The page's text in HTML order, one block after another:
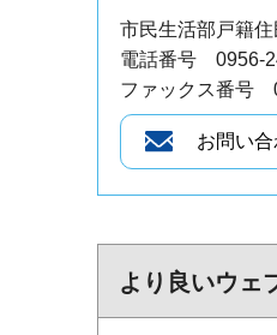
市民生活部戸籍
電話番号 0956-
ファックス番号
より良いウェ